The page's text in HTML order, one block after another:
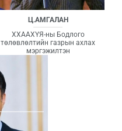
Ц.АМГАЛАН
ХХААХҮЯ-ны Бодлого
төлөвлөлтийн газрын ахлах
мэргэжилтэн